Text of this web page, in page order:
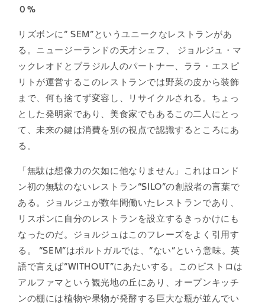
０
リズボンに“ SEM”というユニークなレストランがあ
る。ニュージーランドの天才シェフ、 ジョルジュ・マ
ックレオドとブラジル人のパートナー、ララ・エスピ
リトが運営するこのレストランでは野菜の皮から装飾
まで、何も捨てず変容し、リサイクルされる。ちょっ
とした発明家であり、美食家でもあるこの二人にとっ
て、未来の鍵は消費を別の視点で認識するところにあ
る。
「無駄は想像力の欠如に他なりません」これはロンド
ン初の無駄のないレストラン“SILO”の創設者の言葉で
ある。ジョルジュが数年間働いたレストランであり、
リスボンに自分のレストランを設立するきっかけにも
なったのだ。ジョルジュはこのフレーズをよく引用す
る。 “SEM”はポルトガルでは、“ない”という意味。英
語で言えば“WITHOUT”にあたいする。このビストロは
アルファマという観光地の丘にあり、オープンキッチ
ンの棚には植物や果物が発酵する巨大な瓶が並んでい